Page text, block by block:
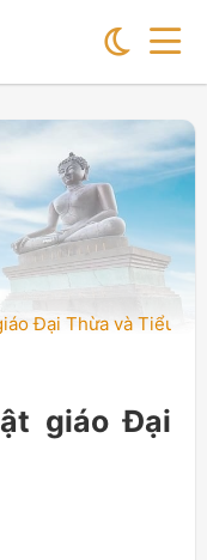
Đại Thừa và Tiểu
giáo Đại